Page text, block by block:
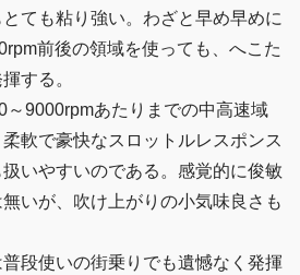
ても粘り強い。わざと早め早めに
前後の領域を使っても、へこた
する。
9000rpmあたりまでの中高速域
軟で豪快なスロットルレスポンス
いやすいのである。感覚的に俊敏
いが、吹け上がりの小気味良さも
段使いの街乗りでも遺憾なく発揮